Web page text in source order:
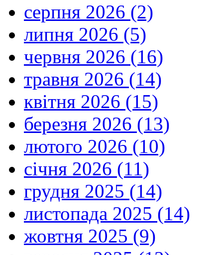
серпня 2026 (2)
липня 2026 (5)
червня 2026 (16)
травня 2026 (14)
квітня 2026 (15)
березня 2026 (13)
лютого 2026 (10)
січня 2026 (11)
грудня 2025 (14)
листопада 2025 (14)
жовтня 2025 (9)